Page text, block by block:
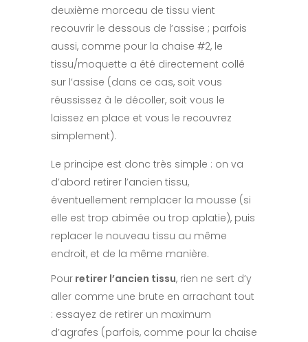
deuxième morceau de tissu vient
recouvrir le dessous de l’assise ; parfois
aussi, comme pour la chaise #2, le
tissu/moquette a été directement collé
sur l’assise (dans ce cas, soit vous
réussissez à le décoller, soit vous le
laissez en place et vous le recouvrez
simplement).
Le principe est donc très simple : on va
d’abord retirer l’ancien tissu,
éventuellement remplacer la mousse (si
elle est trop abimée ou trop aplatie), puis
replacer le nouveau tissu au même
endroit, et de la même manière.
Pour retirer l’ancien tissu, rien ne sert d’y
aller comme une brute en arrachant tout
: essayez de retirer un maximum
d’agrafes (parfois, comme pour la chaise